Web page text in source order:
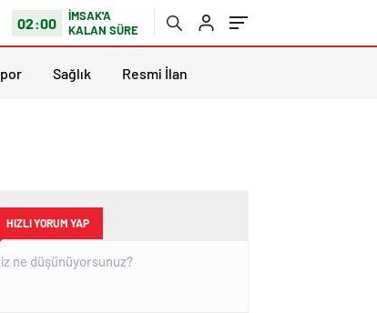
02:00
İMSAK'A
KALAN SÜRE
Sağlık Resmi İlan
HIZLI YORUM YAP